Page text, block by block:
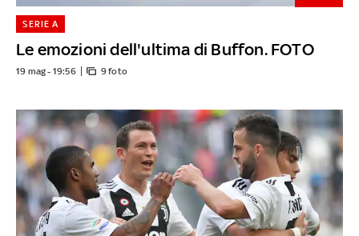
Le emozioni dell'ultima di Buffon. FOTO
SERIE A
19 mag - 19:56 9 foto